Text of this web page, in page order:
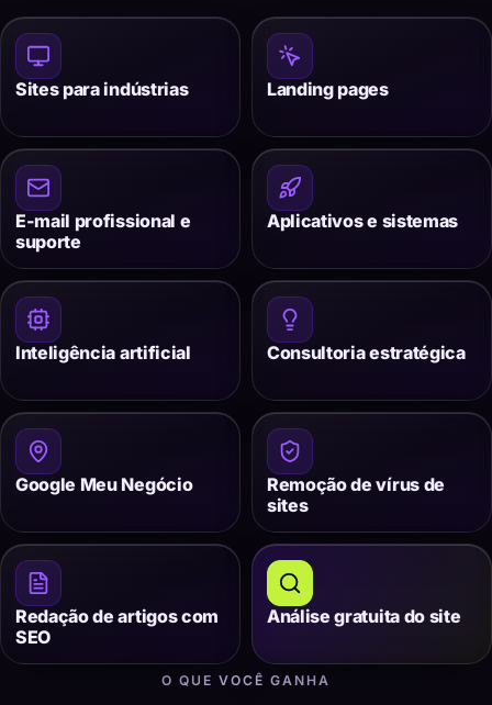
Sites para indústrias Landing pages
E-mail profissional e
suporte
Aplicativos e sistemas
Inteligência artificial Consultoria estratégica
Google Meu Negócio
Remoção de vírus de
sites
Redação de artigos com
SEO
Análise gratuita do site
O QUE VOCÊ GANHA